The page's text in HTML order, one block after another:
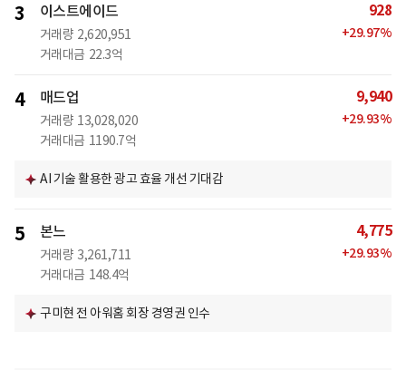
3 이스트에이드
거래량 2,620,951
거래대금 22.3억
928
+29.97%
4 매드업
거래량 13,028,020
거래대금 1190.7억
9,940
+29.93%
AI 기술 활용한 광고 효율 개선 기대감
5 본느
거래량 3,261,711
거래대금 148.4억
4,775
+29.93%
구미현 전 아워홈 회장 경영권 인수